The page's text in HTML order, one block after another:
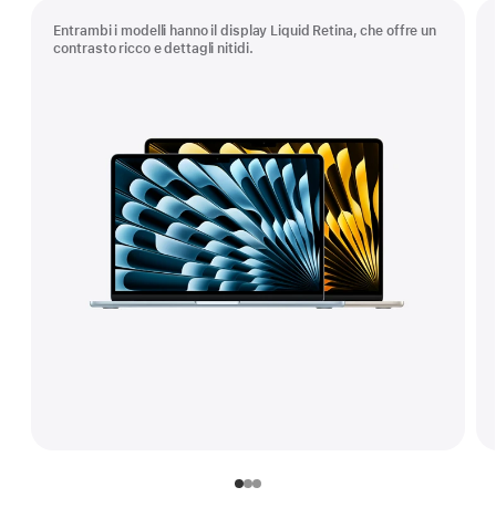
Entrambi i modelli hanno il display Liquid Retina, che offre un
contrasto ricco e dettagli nitidi.